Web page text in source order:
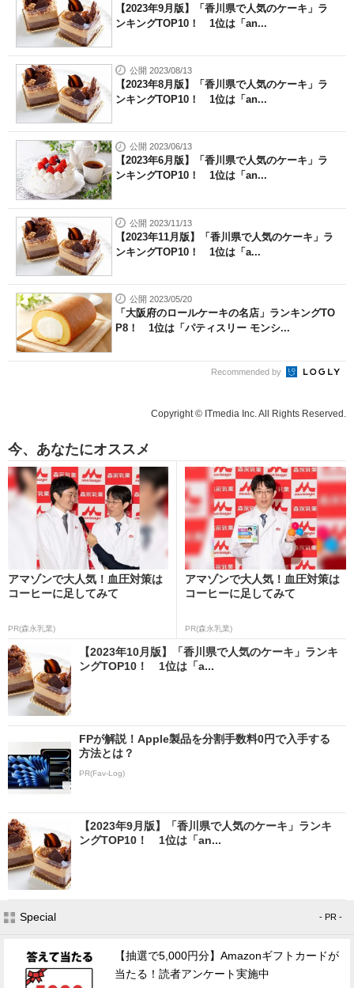
【2023年9月版】「香川県で人気のケーキ」ラ
ンキングTOP10！ 1位は「an...
公開 2023/08/13
【2023年8月版】「香川県で人気のケーキ」ラ
ンキングTOP10！ 1位は「an...
公開 2023/06/13
【2023年6月版】「香川県で人気のケーキ」ラ
ンキングTOP10！ 1位は「an...
公開 2023/11/13
【2023年11月版】「香川県で人気のケーキ」ラ
ンキングTOP10！ 1位は「a...
公開 2023/05/20
「大阪府のロールケーキの名店」ランキングTO
P8！ 1位は「パティスリー モンシ...
Recommended by
Copyright © ITmedia Inc. All Rights Reserved.
今、あなたにオススメ
アマゾンで大人気！血圧対策は
コーヒーに足してみて
PR(森永乳業)
アマゾンで大人気！血圧対策は
コーヒーに足してみて
PR(森永乳業)
【2023年10月版】「香川県で人気のケーキ」ランキ
ングTOP10！ 1位は「a...
FPが解説！Apple製品を分割手数料0円で入手する
方法とは？
PR(Fav-Log)
【2023年9月版】「香川県で人気のケーキ」ランキ
ングTOP10！ 1位は「an...
Special - PR -
【抽選で5,000円分】Amazonギフトカードが
当たる！読者アンケート実施中